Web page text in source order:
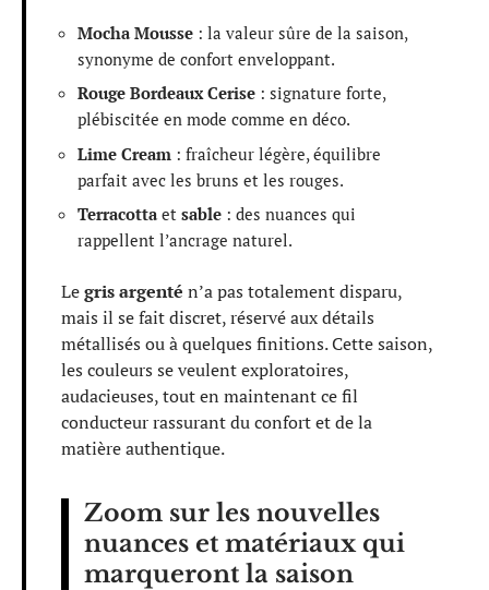
Mocha Mousse : la valeur sûre de la saison,
synonyme de confort enveloppant.
Rouge Bordeaux Cerise : signature forte,
plébiscitée en mode comme en déco.
Lime Cream : fraîcheur légère, équilibre
parfait avec les bruns et les rouges.
Terracottaet sable : des nuances qui
rappellent l’ancrage naturel.
Legris argenté n’a pas totalement disparu,
mais il se fait discret, réservé aux détails
métallisés ou à quelques finitions. Cette saison,
les couleurs se veulent exploratoires,
audacieuses, tout en maintenant ce fil
conducteur rassurant du confort et de la
matière authentique.
Zoom sur les nouvelles
nuances et matériaux qui
marqueront la saison